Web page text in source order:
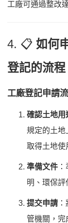
工廠可通過整改
4. 📋 如何
登記的流程
工廠登記申請
確認土地用
規定的土地
取得土地使
準備文件
明、環保評
提交申請
管機關，完